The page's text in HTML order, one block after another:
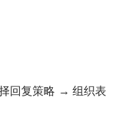
回复策略 → 组织表